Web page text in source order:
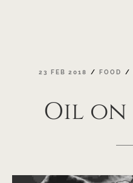
23 FEB 2018 FOOD
Oil on